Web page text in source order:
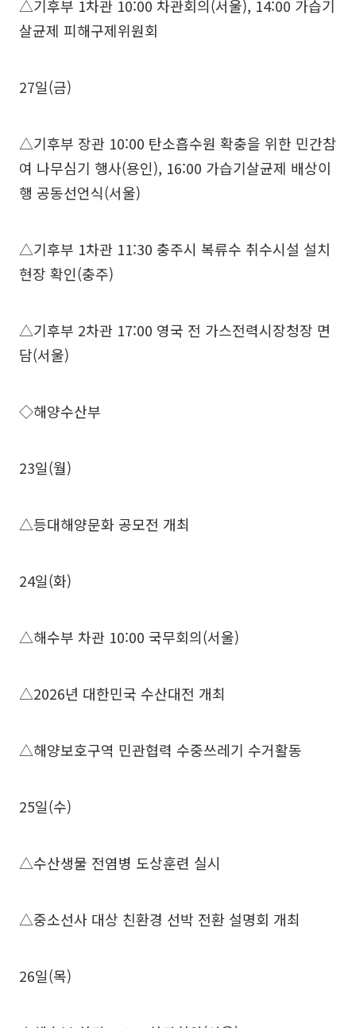
△기후부 1차관 10:00 차관회의(서울), 14:00 가습기
살균제 피해구제위원회
27일(금)
△기후부 장관 10:00 탄소흡수원 확충을 위한 민간참
여 나무심기 행사(용인), 16:00 가습기살균제 배상이
행 공동선언식(서울)
△기후부 1차관 11:30 충주시 복류수 취수시설 설치
현장 확인(충주)
△기후부 2차관 17:00 영국 전 가스전력시장청장 면
담(서울)
◇해양수산부
23일(월)
△등대해양문화 공모전 개최
24일(화)
△해수부 차관 10:00 국무회의(서울)
△2026년 대한민국 수산대전 개최
△해양보호구역 민관협력 수중쓰레기 수거활동
25일(수)
△수산생물 전염병 도상훈련 실시
△중소선사 대상 친환경 선박 전환 설명회 개최
26일(목)